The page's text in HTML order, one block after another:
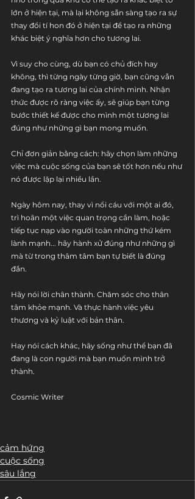
lớn ở hiện tại, mà lại không sẵn sàng tạo ra sự
thay đổi tí hon đó ở hiện tại để tạo ra những
khác biệt ý nghĩa hơn cho tương lai.
Vì suy cho cùng, dù bạn có chủ đích hay
không, thì từng ngày từng giờ, bạn cũng vẫn
đang tạo ra tương lai của chính mình. Nhận
thức được rõ ràng việc ấy, sẽ giúp bạn từng
bước thiết kế được cho mình một tương lai
đúng như những gì bạn mong muốn.
Chỉ đơn giản bằng cách: hãy chọn làm những
việc mà cuộc sống của bạn sẽ tốt hơn nếu như
nó được lặp lại nhiều lần.
Ngày hôm nay, thay vì nổi cáu với một ai đó,
trì hoãn một việc quan trọng cần làm, hoặc
tiếp tục nạp vào người toàn những thứ kém
lành mạnh... hãy hành xử đúng như những gì
mà từ trong thâm tâm bạn tự biết là đúng
đắn.
Hãy nói lời chân thành. Chăm sóc cho thân
tâm khỏe mạnh. Và thực hành việc yêu
thương và kỷ luật với bản thân.
Hay nói cách khác, hãy sống như thể bạn đã
đang là con người mà bạn muốn mình trở
thành.
Cosmic Writer
cảm hứng
cuộc sống
sâu lắng